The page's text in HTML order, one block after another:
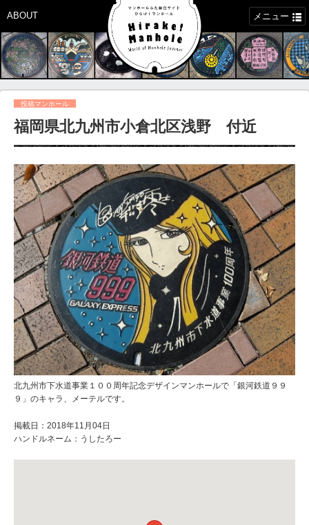
ABOUT メニュー
投稿マンホール
福岡県北九州市小倉北区浅野 付近
北九州市下水道事業１００周年記念デザインマンホールで「銀河鉄道９９
９」のキャラ、メーテルです。
掲載日：2018年11月04日
ハンドルネーム：うしたろー